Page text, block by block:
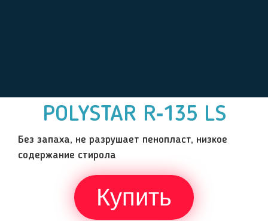
POLYSTAR R‑135 LS
Без запаха, не разрушает пенопласт, низкое
содержание стирола
Купить